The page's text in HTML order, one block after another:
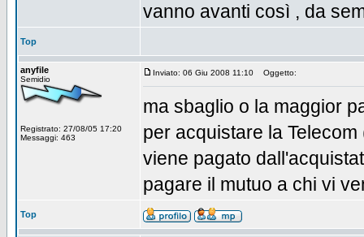
vanno avanti così , da
Top
anyfile
Semidio
Registrato: 27/08/05 17:20
Messaggi: 463
Inviato: 06 Giu 2008 11:10 Oggetto:
ma sbaglio o la maggior
per acquistare la
viene pagato
pagare il mutuo a chi vi
Top